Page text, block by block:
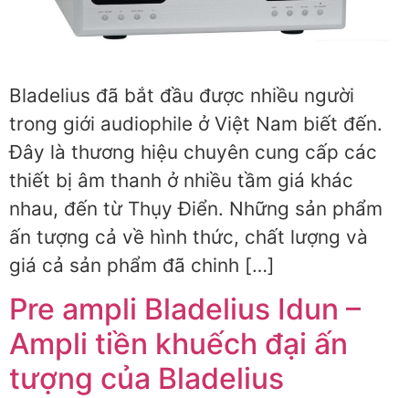
Bladelius đã bắt đầu được nhiều người
trong giới audiophile ở Việt Nam biết đến.
Đây là thương hiệu chuyên cung cấp các
thiết bị âm thanh ở nhiều tầm giá khác
nhau, đến từ Thụy Điển. Những sản phẩm
ấn tượng cả về hình thức, chất lượng và
giá cả sản phẩm đã chinh […]
Pre ampli Bladelius Idun –
Ampli tiền khuếch đại ấn
tượng của Bladelius